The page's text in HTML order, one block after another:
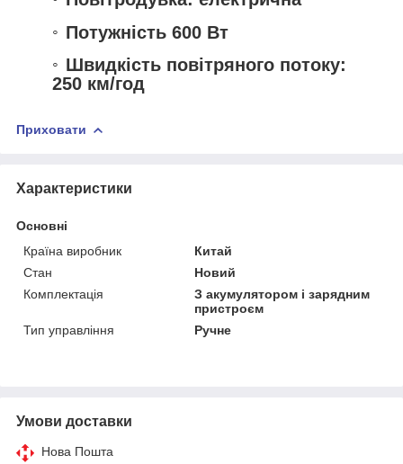
Потужність 600 Вт
Швидкість повітряного потоку:
250 км/год
Приховати
Характеристики
Основні
Країна виробник
Китай
Стан
Новий
Комплектація
З акумулятором і зарядним
пристроєм
Тип управління
Ручне
Умови доставки
Нова Пошта